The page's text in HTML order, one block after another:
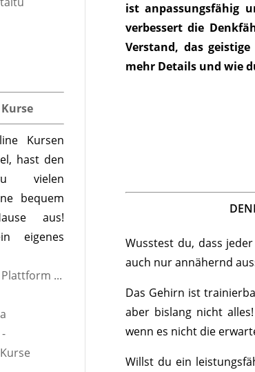
ist anpassungsfähig
verbessert die
Verstand, das
mehr Details und wie
Wusstest du, dass
auch nur annähernd
Das Gehirn ist
aber bislang nicht
wenn es nicht die
Willst du ein
Kursen
hast den
vielen
bequem
aus!
eigenes
...